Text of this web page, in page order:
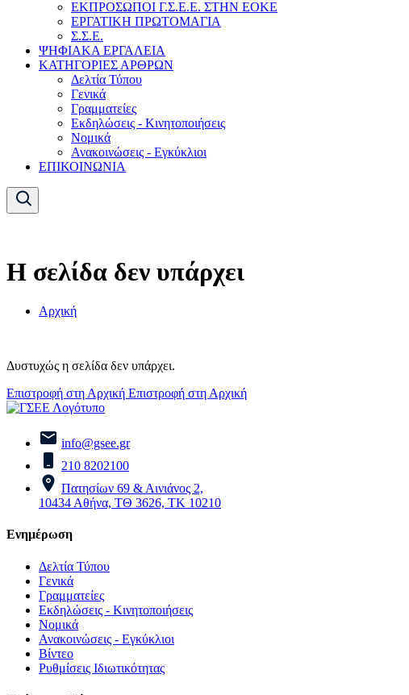
ΕΚΠΡΟΣΩΠΟΙ Γ.Σ.Ε.Ε. ΣΤΗΝ ΕΟΚΕ
ΕΡΓΑΤΙΚΗ ΠΡΩΤΟΜΑΓΙΑ
Σ.Σ.Ε.
ΨΗΦΙΑΚΑ ΕΡΓΑΛΕΙΑ
ΚΑΤΗΓΟΡΙΕΣ ΑΡΘΡΩΝ
Δελτία Τύπου
Γενικά
Γραμματείες
Εκδηλώσεις - Κινητοποιήσεις
Νομικά
Ανακοινώσεις - Εγκύκλιοι
ΕΠΙΚΟΙΝΩΝΙΑ
Η σελίδα δεν υπάρχει
Αρχική
Δυστυχώς η σελίδα δεν υπάρχει.
Επιστροφή στη Αρχική Επιστροφή στη Αρχική
info@gsee.gr
210 8202100
Πατησίων 69 & Αινιάνος 2,
10434 Αθήνα, ΤΘ 3626, ΤΚ 10210
Ενημέρωση
Δελτία Τύπου
Γενικά
Γραμματείες
Εκδηλώσεις - Κινητοποιήσεις
Νομικά
Ανακοινώσεις - Εγκύκλιοι
Βίντεο
Ρυθμίσεις Ιδιωτικότητας